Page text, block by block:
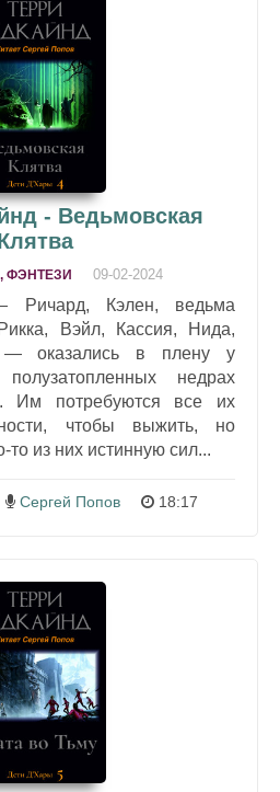
- Ведьмовская
ФЭНТЕЗИ 09-02-2024
Ричард, Кэлен, ведьма
Вэйл, Кассия, Нида,
оказались в плену у
недрах
Им потребуются все их
чтобы выжить, но
то из них истинную сил...
Сергей Попов 18:17